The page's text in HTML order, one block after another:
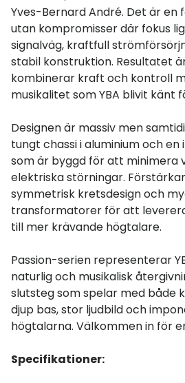
Yves-Bernard André. Det är
utan kompromisser där fokus
signalväg, kraftfull
stabil konstruktion. Resultatet
kombinerar kraft och kontroll
musikalitet som YBA blivit känt
Designen är massiv men
tungt chassi i aluminium och
som är byggd för att minimera
elektriska störningar.
symmetrisk kretsdesign och
transformatorer för att
till mer krävande högtalare.
Passion-serien representerar
naturlig och musikalisk
slutsteg som spelar med både
djup bas, stor ljudbild och
högtalarna. Välkommen in för
Specifikationer: